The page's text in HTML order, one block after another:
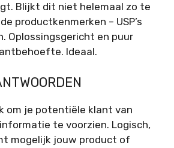
Blijkt dit niet helemaal zo te
productkenmerken – USP’s
Oplossingsgericht en puur
Ideaal.
om je potentiële klant van
te voorzien. Logisch,
mogelijk jouw product of